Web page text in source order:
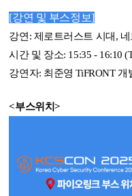
[강연 및 부스정보]
강연: 제로트러스트 시대,
시간 및 장소: 15:35 - 16:10
강연자: 최준영 TiFRONT 개
<부스위치>